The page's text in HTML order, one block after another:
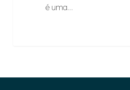
é uma…